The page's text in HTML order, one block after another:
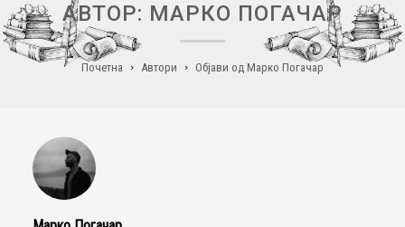
АВТОР: МАРКО ПОГАЧАР
Почетна Автори Објави од Марко Погачар